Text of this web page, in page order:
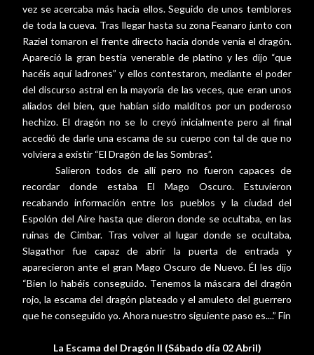
vez se acercaba más hacia ellos. Seguido de unos temblores
de toda la cueva. Tras llegar hasta su zona Feanaro junto con
Raziel tomaron el frente directo hacia donde venía el dragón.
Apareció la gran bestia venerable de platino y les dijo “que
hacéis aquí ladrones” y ellos contestaron, mediante el poder
del discurso astral en la mayoría de las veces, que eran unos
aliados del bien, que habían sido malditos por un poderoso
hechizo. El dragón no se lo creyó inicialmente pero al final
accedió de darle una escama de su cuerpo con tal de que no
volviera a existir “El Dragón de las Sombras”.
Salieron todos de allí pero no fueron capaces de
recordar donde estaba El Mago Oscuro. Estuvieron
recabando información entre los pueblos y la ciudad del
Espolón del Aire hasta que dieron donde se ocultaba, en las
ruinas de Cimbar. Tras volver al lugar donde se ocultaba,
Slagathor fue capaz de abrir la puerta de entrada y
aparecieron ante el gran Mago Oscuro de Nuevo. Él les dijo
“Bien lo habéis conseguido. Tenemos la máscara del dragón
rojo, la escama del dragón plateado y el amuleto del guerrero
que he conseguido yo. Ahora nuestro siguiente paso es....” Fin
La Escama del Dragón II (Sábado día 02 Abril)